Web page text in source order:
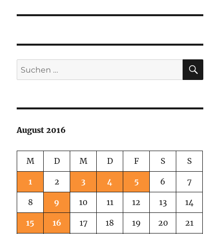
Suchen
nach:
August 2016
M D M D F S S
1 2 3 4 5 6 7
8 9 10 11 12 13 14
15 16 17 18 19 20 21